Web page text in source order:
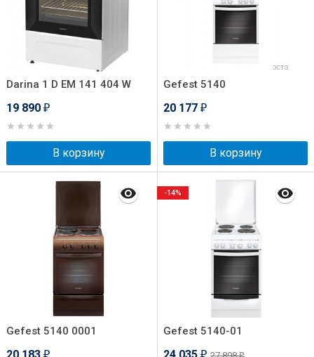
Darina 1 D EM 141 404 W
19 890 ₽
В корзину
Gefest 5140
20 177 ₽
В корзину
Gefest 5140 0001
₽
Gefest 5140-01
₽ ₽
-14%